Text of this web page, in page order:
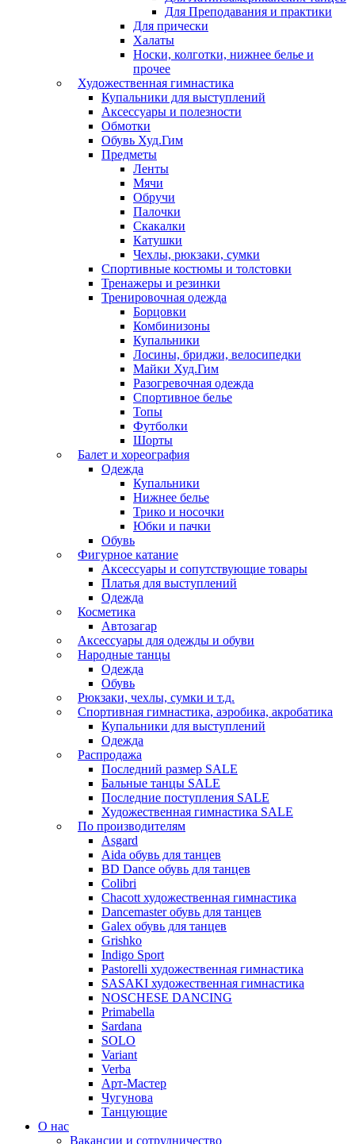
Для Преподавания и практики
Для прически
Халаты
Носки, колготки, нижнее белье и
прочее
Художественная гимнастика
Купальники для выступлений
Аксессуары и полезности
Обмотки
Обувь Худ.Гим
Предметы
Ленты
Мячи
Обручи
Палочки
Скакалки
Катушки
Чехлы, рюкзаки, сумки
Спортивные костюмы и толстовки
Тренажеры и резинки
Тренировочная одежда
Борцовки
Комбинизоны
Купальники
Лосины, бриджи, велосипедки
Майки Худ.Гим
Разогревочная одежда
Спортивное белье
Топы
Футболки
Шорты
Балет и хореография
Одежда
Купальники
Нижнее белье
Трико и носочки
Юбки и пачки
Обувь
Фигурное катание
Аксессуары и сопутствующие товары
Платья для выступлений
Одежда
Косметика
Автозагар
Аксессуары для одежды и обуви
Народные танцы
Одежда
Обувь
Рюкзаки, чехлы, сумки и т.д.
Спортивная гимнастика, аэробика, акробатика
Купальники для выступлений
Одежда
Распродажа
Последний размер SALE
Бальные танцы SALE
Последние поступления SALE
Художественная гимнастика SALE
По производителям
Asgard
Аida обувь для танцев
BD Dance обувь для танцев
Colibri
Chacott художественная гимнастика
Dancemaster обувь для танцев
Galex обувь для танцев
Grishko
Indigo Sport
Pastorelli художественная гимнастика
SASAKI художественная гимнастика
NOSCHESE DANCING
Primabella
Sardana
SOLO
Variant
Verba
Арт-Мастер
Чугунова
Танцующие
О нас
Вакансии и сотрудничество